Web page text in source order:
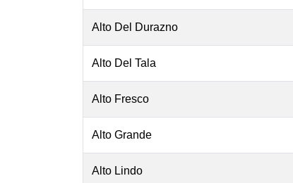
Alto Del Durazno
Alto Del Tala
Alto Fresco
Alto Grande
Alto Lindo